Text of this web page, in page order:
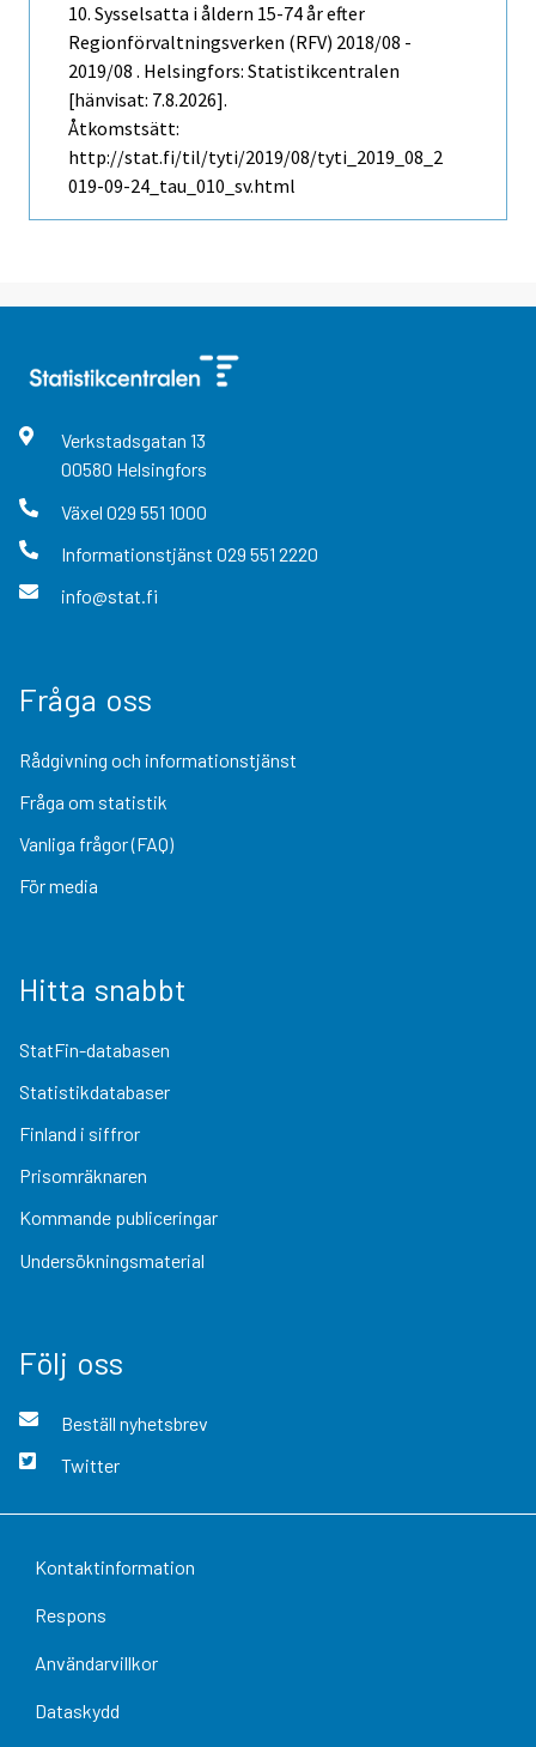
10. Sysselsatta i åldern 15-74 år efter
Regionförvaltningsverken (RFV) 2018/08 -
2019/08 . Helsingfors: Statistikcentralen
[hänvisat: 7.8.2026].
Åtkomstsätt:
http://stat.fi/til/tyti/2019/08/tyti_2019_08_2
019-09-24_tau_010_sv.html
Verkstadsgatan 13
00580 Helsingfors
Växel 029 551 1000
Informationstjänst 029 551 2220
info@stat.fi
Fråga oss
Rådgivning och informationstjänst
Fråga om statistik
Vanliga frågor (FAQ)
För media
Hitta snabbt
StatFin-databasen
Statistikdatabaser
Finland i siffror
Prisomräknaren
Kommande publiceringar
Undersökningsmaterial
Följ oss
Beställ nyhetsbrev
Twitter
Kontaktinformation
Respons
Användarvillkor
Dataskydd